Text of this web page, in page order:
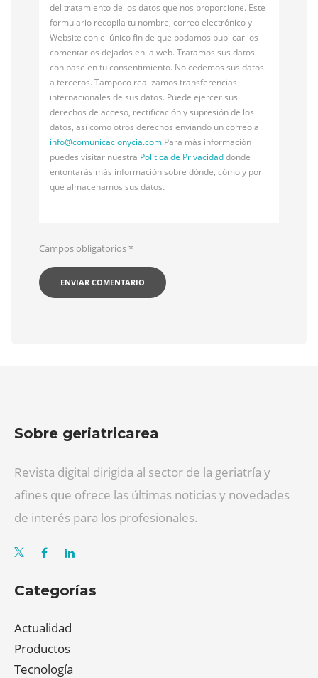
del tratamiento de los datos que nos proporcione. Este
formulario recopila tu nombre, correo electrónico y
Website con el único fin de que podamos publicar los
comentarios dejados en la web. Tratamos sus datos
con base en tu consentimiento. No cedemos sus datos
a terceros. Tampoco realizamos transferencias
internacionales de sus datos. Puede ejercer sus
derechos de acceso, rectificación y supresión de los
datos, así como otros derechos enviando un correo a
info@comunicacionycia.com Para más información
puedes visitar nuestra Política de Privacidaddonde
entontarás más información sobre dónde, cómo y por
qué almacenamos sus datos.
Campos obligatorios*
Sobre geriatricarea
Revista digital dirigida al sector de la geriatría y
afines que ofrece las últimas noticias y novedades
de interés para los profesionales.
Categorías
Actualidad
Productos
Tecnología